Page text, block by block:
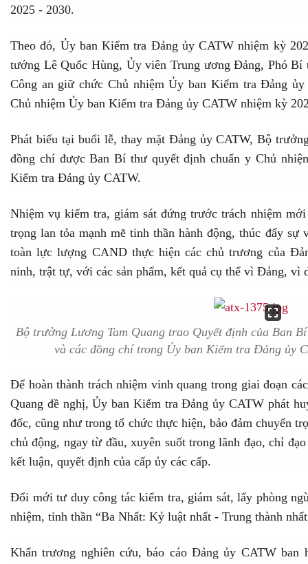
2025 - 2030.
Theo đó, Ủy ban Kiểm tra Đảng ủy CATW nhiệm kỳ
tướng Lê Quốc Hùng, Ủy viên Trung ương Đảng, Phó
Công an giữ chức Chủ nhiệm Ủy ban Kiểm tra Đảng
Chủ nhiệm Ủy ban Kiểm tra Đảng ủy CATW nhiệm kỳ
Phát biểu tại buổi lễ, thay mặt Đảng ủy CATW, Bộ
đồng chí được Ban Bí thư quyết định chuẩn y Chủ
Kiểm tra Đảng ủy CATW.
Nhiệm vụ kiểm tra, giám sát đứng trước trách nhiệm
trọng lan tỏa mạnh mẽ tinh thần hành động, thúc đẩy sự
toàn lực lượng CAND thực hiện các chủ trương của
ninh, trật tự, với các sản phẩm, kết quả cụ thể vì Đảng, vì
Bộ trưởng Lương Tam Quang trao Quyết định của Ban
và các đồng chí trong Ủy ban Kiểm tra Đảng ủy
Để hoàn thành trách nhiệm vinh quang trong giai đoạn
Quang đề nghị, Ủy ban Kiểm tra Đảng ủy CATW phát
đốc, cũng như trong tổ chức thực hiện, bảo đảm chuyển
chủ động, ngay từ đầu, xuyên suốt trong lãnh đạo, chỉ
kết luận, quyết định của cấp ủy các cấp.
Đổi mới tư duy công tác kiểm tra, giám sát, lấy phòng
nhiệm, tinh thần “Ba Nhất: Kỷ luật nhất - Trung thành
Khẩn trương nghiên cứu, báo cáo Đảng ủy CATW ban